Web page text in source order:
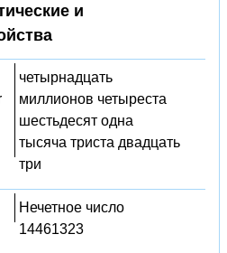
и
четырнадцать
миллионов четыреста
шестьдесят одна
тысяча триста двадцать
три
Нечетное число
14461323